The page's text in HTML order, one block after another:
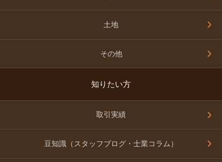
土地
その他
知りたい方
取引実績
豆知識（スタッフブログ・士業コラム）